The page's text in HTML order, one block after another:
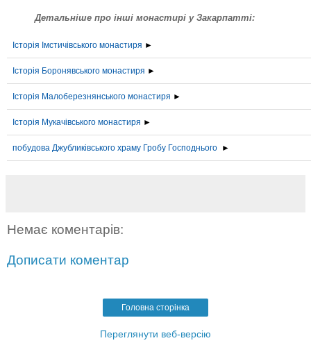
Детальніше про інші монастирі у Закарпатті:
Історія Імстичівського монастиря ►
Історія Боронявського монастиря ►
Історія Малоберезнянського монастиря ►
Історія Мукачівського монастиря ►
побудова Джубликівського храму Гробу Господнього ►
Немає коментарів:
Дописати коментар
Головна сторінка
Переглянути веб-версію